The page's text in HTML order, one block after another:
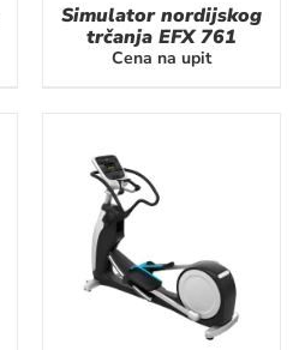
Simulator nordijskog
trčanja EFX 761
Cena na upit